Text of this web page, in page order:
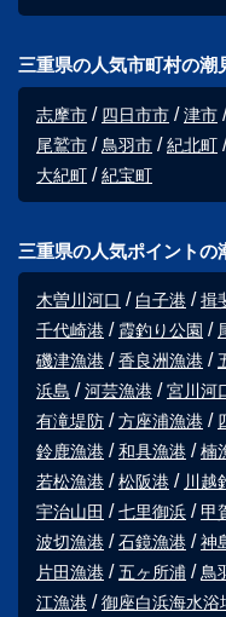
三重県の人気市町村の潮
志摩市 四日市市 津市
尾鷲市
鳥羽市 紀北町
大紀町
紀宝町
三重県の人気ポイントの
木曽川河口 白子港 揖
千代崎港
霞釣り公園
磯津漁港
香良洲漁港
浜島
河芸漁港 宮川河
有滝堤防
方座浦漁港
鈴鹿漁港
和具漁港 楠
若松漁港
松阪港 川越
宇治山田
七里御浜 甲
波切漁港
石鏡漁港 神
片田漁港
五ヶ所浦 鳥
江漁港
御座白浜海水浴